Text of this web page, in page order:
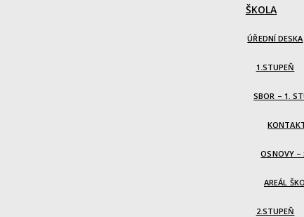
ŠKOLA
ÚŘEDNÍ DESKA
1.STUPEŇ
SBOR – 1.
OSNOVY –
AREÁL
2.STUPEŇ